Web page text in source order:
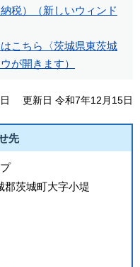
税）（新しいウィンド
こちら〈茨城県東茨城
が開きます）
更新日 令和7年12月15日
先
郡茨城町大字小堤